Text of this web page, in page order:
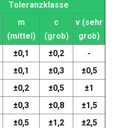
Toleranzklasse
m
(mittel)
c
(grob)
v (sehr
grob)
±0,1 ±0,2
-
±0,1 ±0,3
±0,5
±0,2 ±0,5
±1
±0,3 ±0,8
±1,5
±0,5 ±1,2
±2,5